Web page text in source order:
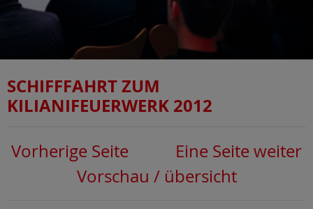
SCHIFFFAHRT ZUM
KILIANIFEUERWERK 2012
Vorherige Seite
Eine Seite weiter
Vorschau / übersicht